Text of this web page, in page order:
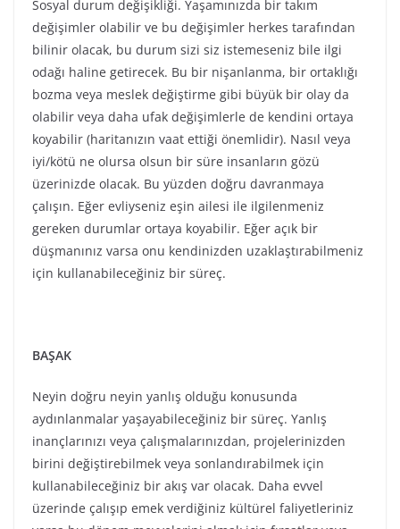
BAŞAK
Neyin doğru neyin yanlış olduğu konusunda
aydınlanmalar yaşayabileceğiniz bir süreç. Yanlış
inançlarınızı veya çalışmalarınızdan, projelerinizden
birini değiştirebilmek veya sonlandırabilmek için
kullanabileceğiniz bir akış var olacak. Daha evvel
üzerinde çalışıp emek verdiğiniz kültürel faliyetleriniz
varsa bu dönem meyvelerini almak için fırsatlar veya
uygun zeminler yaratıyor olacak. Evcil hayvanınız varsa
onların küçük krizlerine karşı da dikkatli olmalısınız.
zamandaysanız bu çözümler hakkında aydınlanacağınız
bir zaman dilimindesiniz anlamına geliyor. Mali
durumunuzu değiştirmek için uygun bir akış devrede
olacak. Eğer bir çalışansanız işinizle ilgili yeni gelecek
planları için de değerlendirilebilir. Eğer kendi işinizi
yapıyorsanız gelir artışına yönelik yeni fikirleri devreye